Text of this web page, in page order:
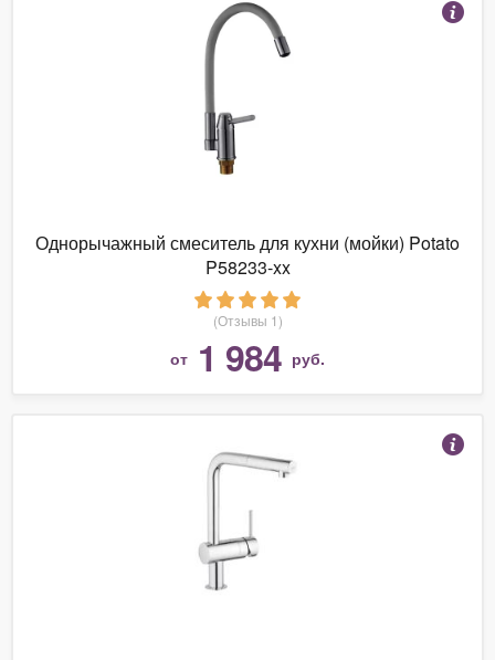
Однорычажный смеситель для кухни (мойки) Potato
P58233-xx
(Отзывы 1)
от 1 984 руб.